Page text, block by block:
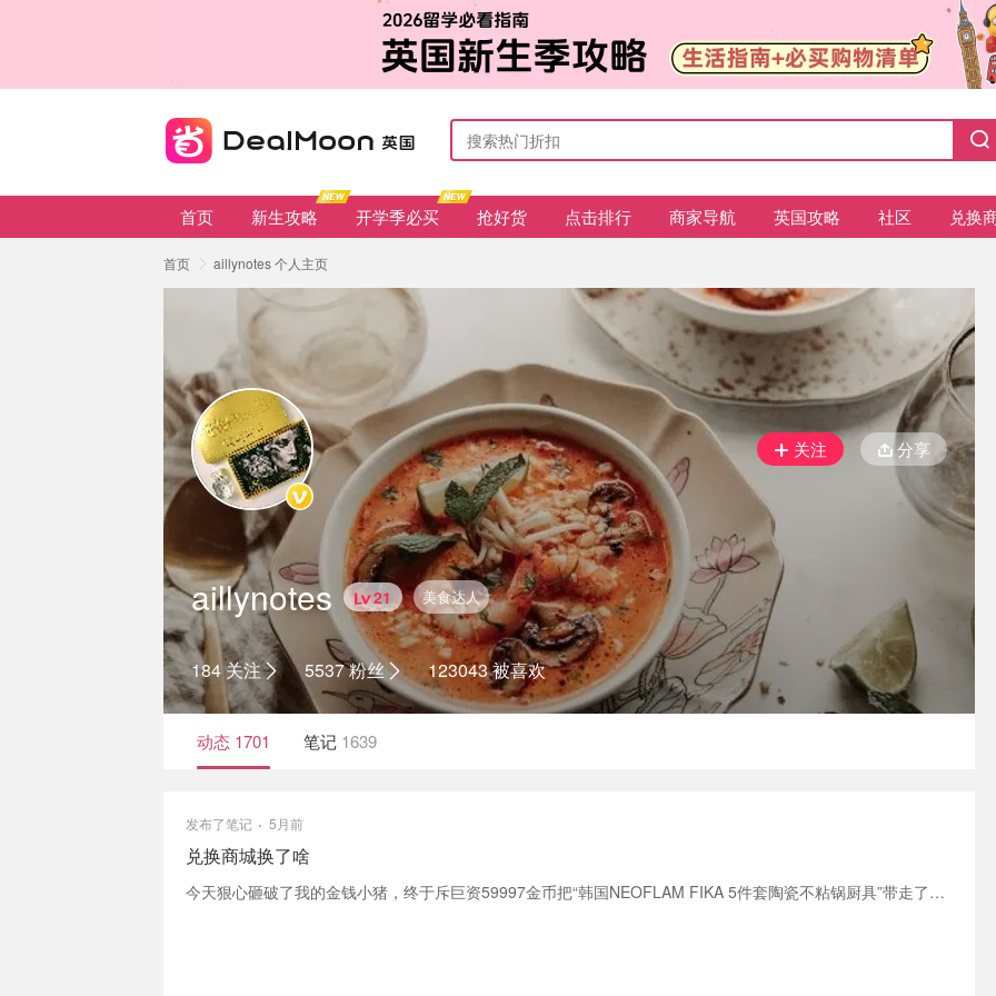
首页 新生攻略 开学季必买 抢好货 点击排行 商家导航 英国攻略 社区 兑换
首页 aillynotes 个人主页
关注 分享
aillynotes 21 美食达人
184 关注 5537 粉丝 123043 被喜欢
动态 1701 笔记 1639
发布了笔记 5月前
兑换商城换了啥
今天狠心砸破了我的金钱小猪，终于斥巨资59997金币把“韩国NEOFLAM FIKA 5件套陶瓷不粘锅厨具”带走了！快来兑换商城看看有没有你的最爱！